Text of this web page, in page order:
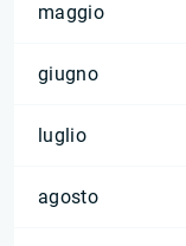
maggio
giugno
luglio
agosto